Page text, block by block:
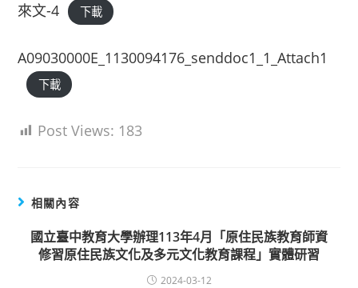
來文-4 下載
A09030000E_1130094176_senddoc1_1_Attach1
下載
Post Views: 183
相關內容
國立臺中教育大學辦理113年4月「原住民族教育師資
修習原住民族文化及多元文化教育課程」實體研習
2024-03-12